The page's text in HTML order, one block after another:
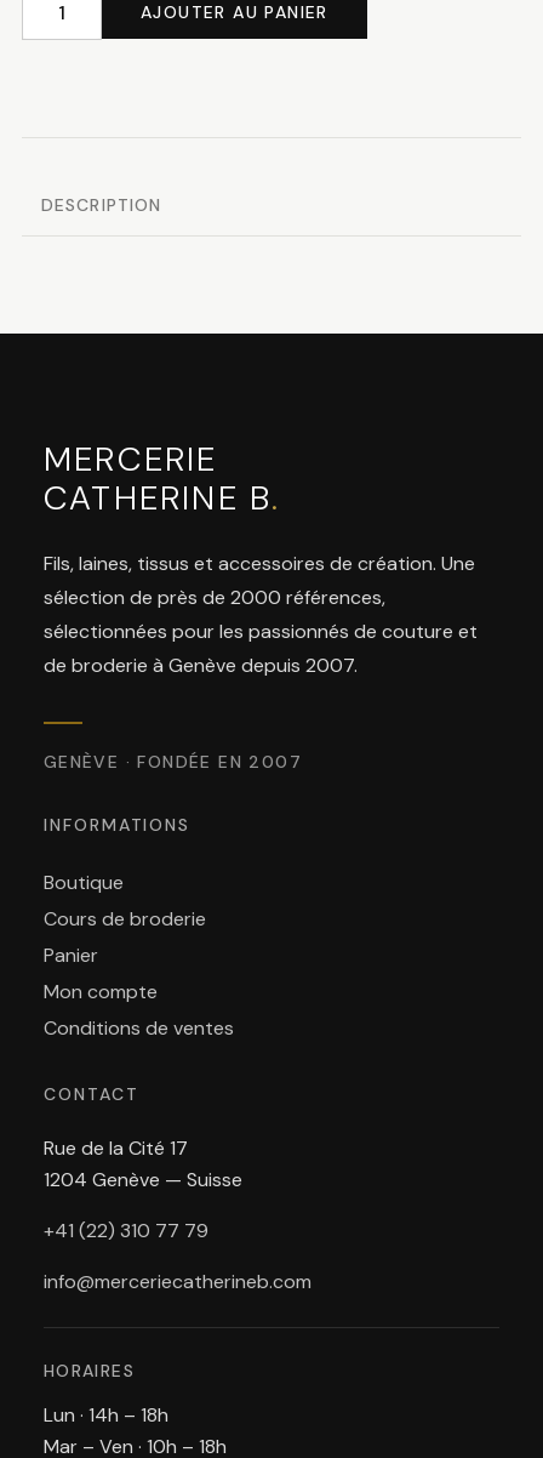
quantité
AJOUTER AU PANIER
DESCRIPTION
MERCERIE
CATHERINE B.
Fils, laines, tissus et accessoires de création. Une
sélection de près de 2000 références,
sélectionnées pour les passionnés de couture et
de broderie à Genève depuis 2007.
GENÈVE · FONDÉE EN 2007
INFORMATIONS
Boutique
Cours de broderie
Panier
Mon compte
Conditions de ventes
CONTACT
Rue de la Cité 17
1204 Genève — Suisse
+41 (22) 310 77 79
info@merceriecatherineb.com
HORAIRES
Lun · 14h – 18h
Mar – Ven · 10h – 18h